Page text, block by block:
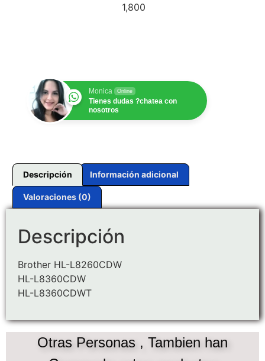
1,800
Monica Online
Tienes dudas ?chatea con
nosotros
Descripción Información adicional
Valoraciones (0)
Descripción
Brother HL-L8260CDW
HL-L8360CDW
HL-L8360CDWT
Otras Personas , Tambien han